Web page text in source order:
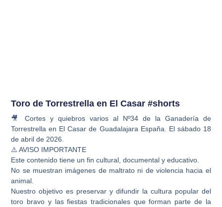
Toro de Torrestrella en El Casar #shorts
🎥 Cortes y quiebros varios al Nº34 de la Ganadería de
Torrestrella en El Casar de Guadalajara España. El sábado 18
de abril de 2026.
⚠️ AVISO IMPORTANTE
Este contenido tiene un fin cultural, documental y educativo.
No se muestran imágenes de maltrato ni de violencia hacia el
animal.
Nuestro objetivo es preservar y difundir la cultura popular del
toro bravo y las fiestas tradicionales que forman parte de la